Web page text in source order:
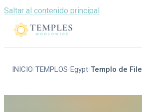
Saltar al contenido principal
INICIO /TEMPLOS /Egypt/Templo de File